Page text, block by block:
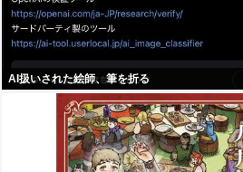
AI扱いされた絵師、筆を折る